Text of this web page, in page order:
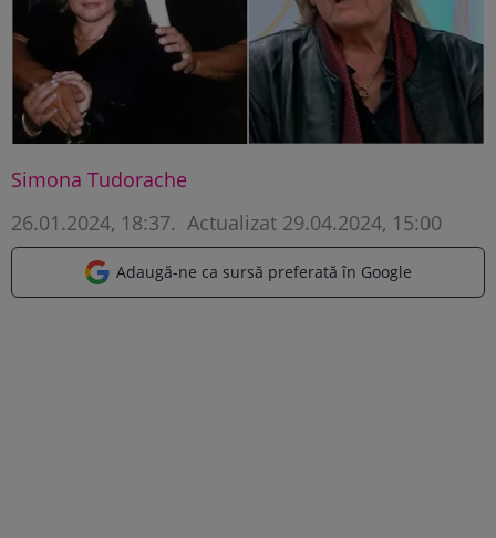
Simona Tudorache
26.01.2024, 18:37. Actualizat 29.04.2024, 15:00
Adaugă-ne ca sursă preferată în Google